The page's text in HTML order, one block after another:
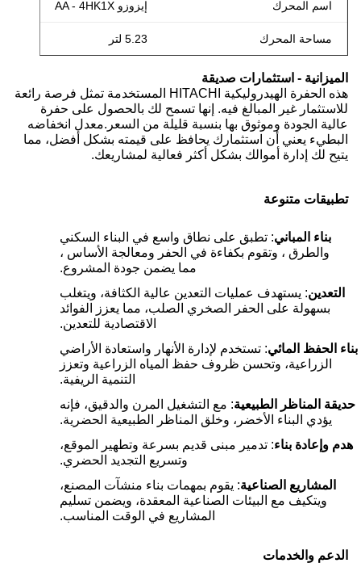
اسم المحرك إيزوزو AA - 4HK1X
مساحة المحرك 5.23 لتر
الميزانية - استثمارات صديقة
هذه الحفرة الهيدروليكية HITACHI المستخدمة تمثل فرصة رائعة
للاستثمار غير المبالغ فيه. إنها تسمح لك بالحصول على حفرة
عالية الجودة وموثوق بها بنسبة قليلة من السعر.معدل انخفاضه
البطيء يعني أن استثمارك يحافظ على قيمته بشكل أفضل، مما
يتيح لك إدارة أموالك بشكل أكثر فعالية لمشاريعك.
تطبيقات متنوعة
بناء المباني: تطبق على نطاق واسع في البناء السكني
والطرق ، وتقوم بكفاءة في الحفر ومعالجة الأساس ،
مما يضمن جودة المشروع.
التعدين: يستهدف عمليات التعدين عالية الكثافة، ويتغلب
بسهولة على الحفر الصخري الصلب، مما يعزز الفوائد
الاقتصادية للتعدين.
بناء الحفظ المائي: تستخدم لإدارة الأنهار واستعادة الأراضي
الزراعية، وتحسن ظروف حفظ المياه الزراعية وتعزز
التنمية الريفية.
حديقة المناظر الطبيعية: مع التشغيل المرن والدقيق، فإنه
يؤدي البناء الأخضر، وخلق المناظر الطبيعية الحضرية.
هدم وإعادة بناء: تدمير مبنى قديم بسرعة وتطهير الموقع،
وتسريع التجديد الحضري.
المشاريع الصناعية: يقوم بمهمات بناء منشآت المصنع،
ويتكيف مع البيئات الصناعية المعقدة، ويضمن تسليم
المشاريع في الوقت المناسب.
الدعم والخدمات